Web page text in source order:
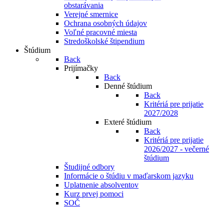
obstarávania
Verejné smernice
Ochrana osobných údajov
Voľné pracovné miesta
Stredoškolské štipendium
Štúdium
Back
Prijímačky
Back
Denné štúdium
Back
Kritériá pre prijatie
2027/2028
Exteré štúdium
Back
Kritériá pre prijatie
2026/2027 - večerné
štúdium
Študijné odbory
Informácie o štúdiu v maďarskom jazyku
Uplatnenie absolventov
Kurz prvej pomoci
SOČ